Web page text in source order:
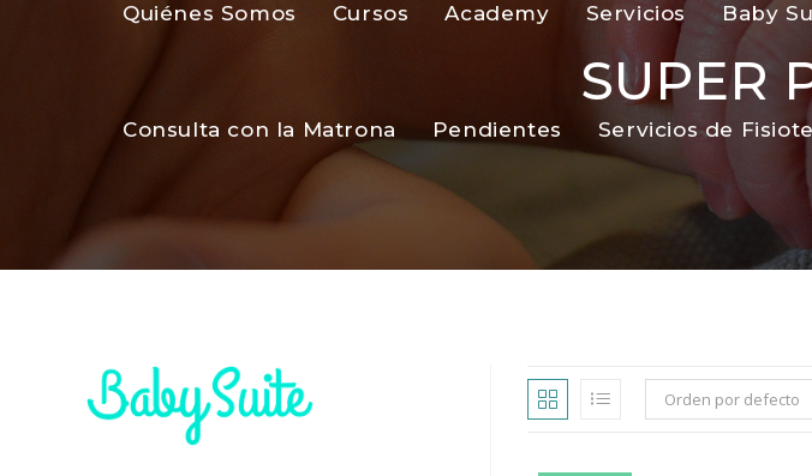
Quiénes Somos Cursos Academy Servicios Baby
Consulta con la Matrona Pendientes Servicios de
SUPER
Orden por defecto